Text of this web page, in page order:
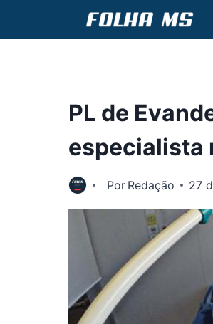
PL de
especialista
Por Redação 27